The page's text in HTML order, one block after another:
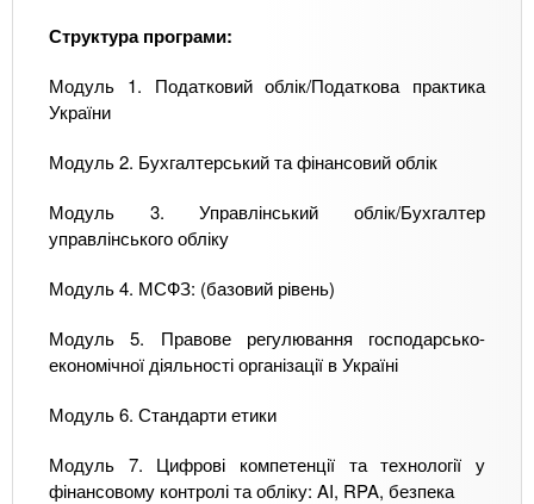
Структура програми:
Модуль 1. Податковий облік/Податкова практика
України
Модуль 2. Бухгалтерський та фінансовий облік
Модуль 3. Управлінський облік/Бухгалтер
управлінського обліку
Модуль 4. МСФЗ: (базовий рівень)
Модуль 5. Правове регулювання господарсько-
економічної діяльності організації в Україні
Модуль 6. Стандарти етики
Модуль 7. Цифрові компетенції та технології у
фінансовому контролі та обліку: AI, RPA, безпека